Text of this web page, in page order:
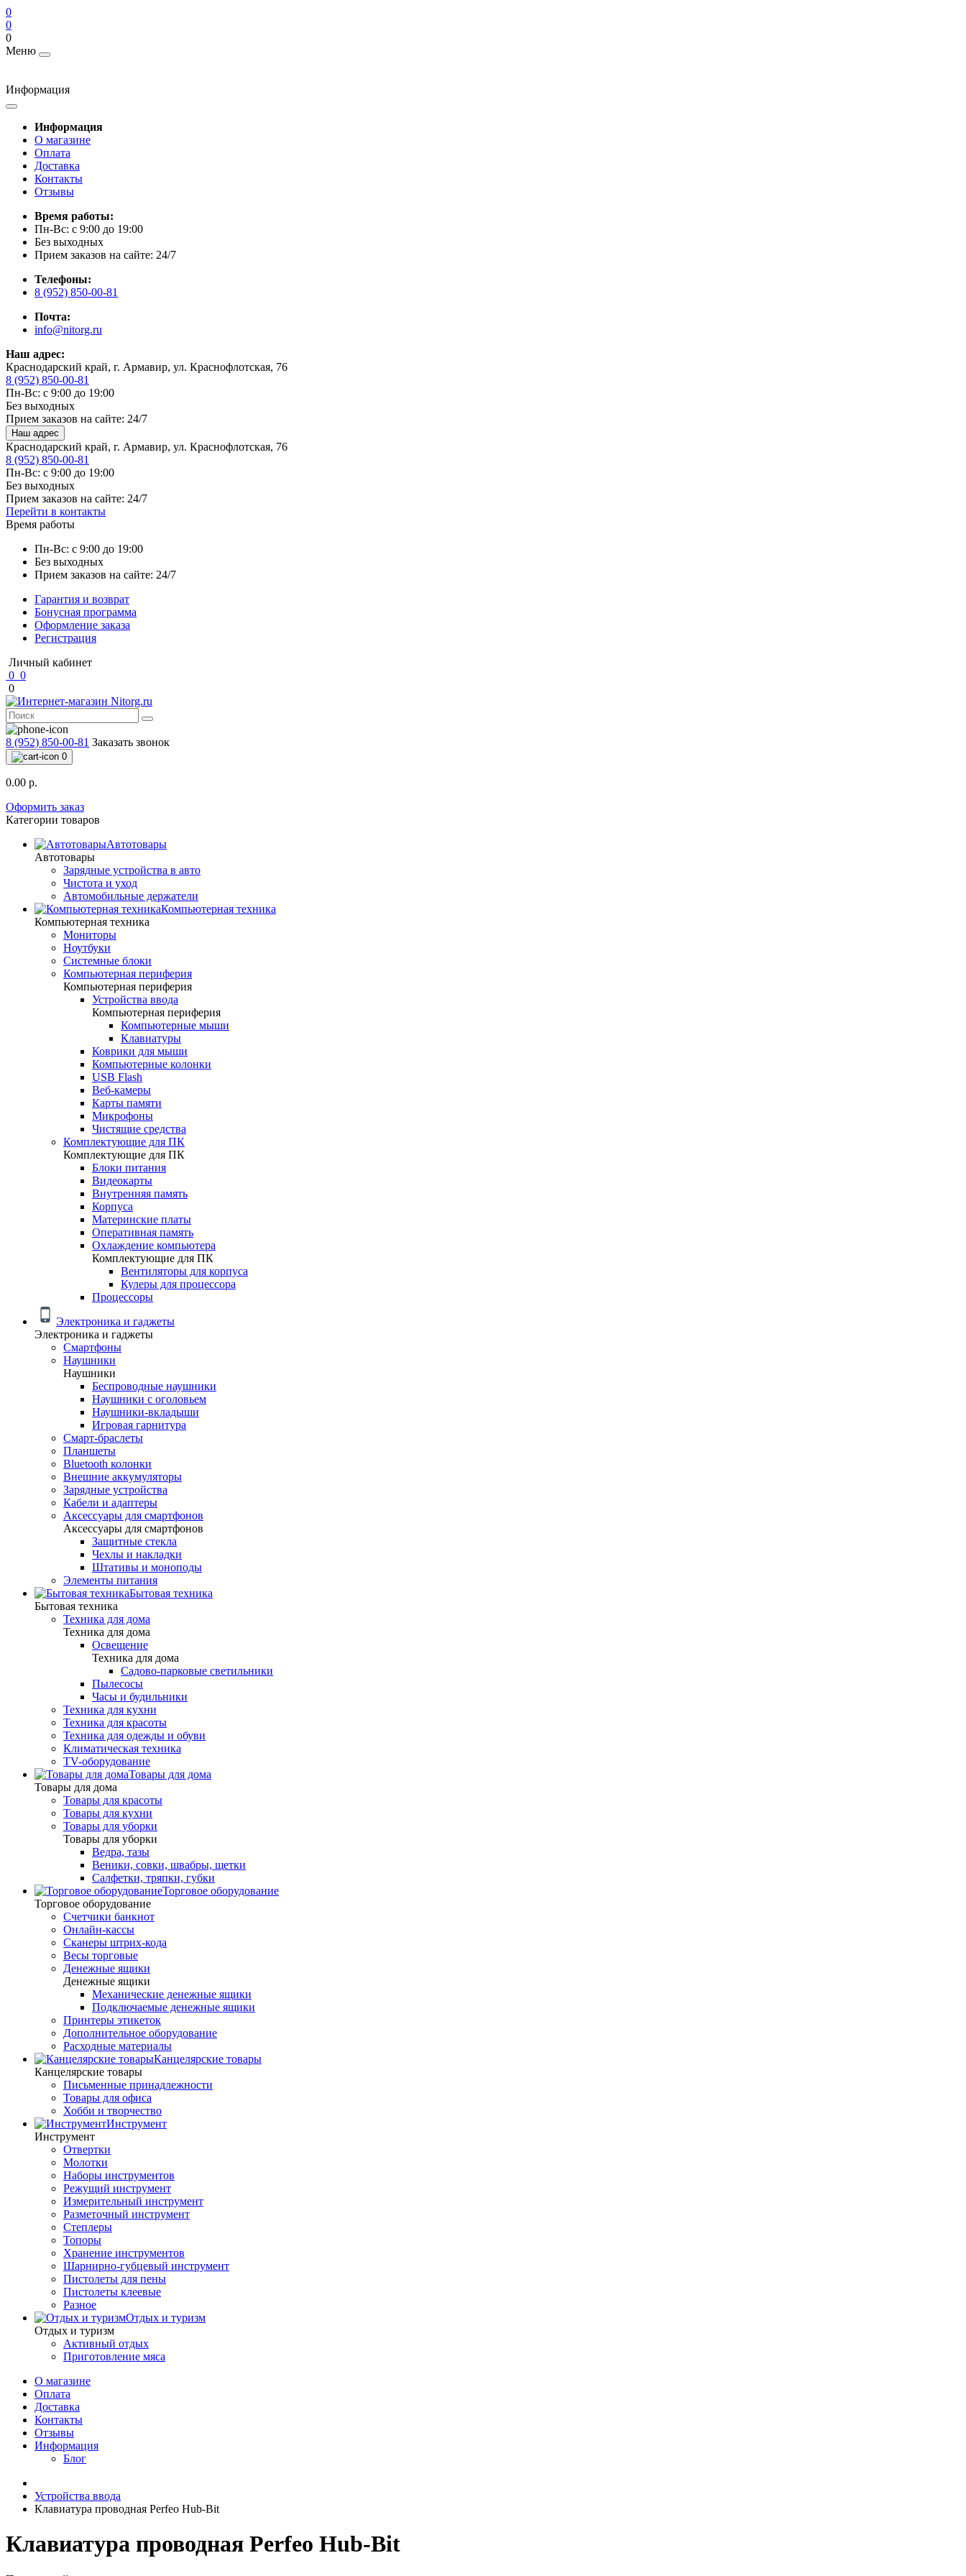
0
0
0
Меню
Информация
Информация
О магазине
Оплата
Доставка
Контакты
Отзывы
Время работы:
Пн-Вс: с 9:00 до 19:00
Без выходных
Прием заказов на сайте: 24/7
Телефоны:
8 (952) 850-00-81
Почта:
info@nitorg.ru
Наш адрес:
Краснодарский край, г. Армавир, ул. Краснофлотская, 76
8 (952) 850-00-81
Пн-Вс: с 9:00 до 19:00
Без выходных
Прием заказов на сайте: 24/7
Наш адрес
Краснодарский край, г. Армавир, ул. Краснофлотская, 76
8 (952) 850-00-81
Пн-Вс: с 9:00 до 19:00
Без выходных
Прием заказов на сайте: 24/7
Перейти в контакты
Время работы
Пн-Вс: с 9:00 до 19:00
Без выходных
Прием заказов на сайте: 24/7
Гарантия и возврат
Бонусная программа
Оформление заказа
Регистрация
Личный кабинет
0 0
0
8 (952) 850-00-81 Заказать звонок
0
0.00 р.
Оформить заказ
Категории товаров
Автотовары
Автотовары
Зарядные устройства в авто
Чистота и уход
Автомобильные держатели
Компьютерная техника
Компьютерная техника
Мониторы
Ноутбуки
Системные блоки
Компьютерная периферия
Компьютерная периферия
Устройства ввода
Компьютерная периферия
Компьютерные мыши
Клавиатуры
Коврики для мыши
Компьютерные колонки
USB Flash
Веб-камеры
Карты памяти
Микрофоны
Чистящие средства
Комплектующие для ПК
Комплектующие для ПК
Блоки питания
Видеокарты
Внутренняя память
Корпуса
Материнские платы
Оперативная память
Охлаждение компьютера
Комплектующие для ПК
Вентиляторы для корпуса
Кулеры для процессора
Процессоры
Электроника и гаджеты
Электроника и гаджеты
Смартфоны
Наушники
Наушники
Беспроводные наушники
Наушники с оголовьем
Наушники-вкладыши
Игровая гарнитура
Смарт-браслеты
Планшеты
Bluetooth колонки
Внешние аккумуляторы
Зарядные устройства
Кабели и адаптеры
Аксессуары для смартфонов
Аксессуары для смартфонов
Защитные стекла
Чехлы и накладки
Штативы и моноподы
Элементы питания
Бытовая техника
Бытовая техника
Техника для дома
Техника для дома
Освещение
Техника для дома
Садово-парковые светильники
Пылесосы
Часы и будильники
Техника для кухни
Техника для красоты
Техника для одежды и обуви
Климатическая техника
TV-оборудование
Товары для дома
Товары для дома
Товары для красоты
Товары для кухни
Товары для уборки
Товары для уборки
Ведра, тазы
Веники, совки, швабры, щетки
Салфетки, тряпки, губки
Торговое оборудование
Торговое оборудование
Счетчики банкнот
Онлайн-кассы
Сканеры штрих-кода
Весы торговые
Денежные ящики
Денежные ящики
Механические денежные ящики
Подключаемые денежные ящики
Принтеры этикеток
Дополнительное оборудование
Расходные материалы
Канцелярские товары
Канцелярские товары
Письменные принадлежности
Товары для офиса
Хобби и творчество
Инструмент
Инструмент
Отвертки
Молотки
Наборы инструментов
Режущий инструмент
Измерительный инструмент
Разметочный инструмент
Степлеры
Топоры
Хранение инструментов
Шарнирно-губцевый инструмент
Пистолеты для пены
Пистолеты клеевые
Разное
Отдых и туризм
Отдых и туризм
Активный отдых
Приготовление мяса
О магазине
Оплата
Доставка
Контакты
Отзывы
Информация
Блог
Устройства ввода
Клавиатура проводная Perfeo Hub-Bit
Клавиатура проводная Perfeo Hub-Bit